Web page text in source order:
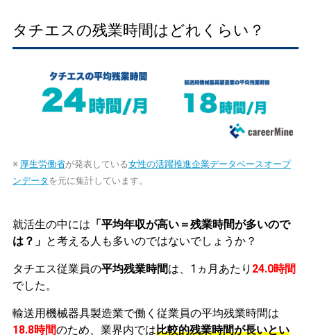
タチエスの残業時間はどれくらい？
※ 厚生労働省が発表している女性の活躍推進企業データベースオープ
ンデータ を元に集計しています。
就活生の中には 「平均年収が高い＝残業時間が多いので
は？」 と考える人も多いのではないでしょうか？
タチエス従業員の平均残業時間は、1ヵ月あたり 24.0時間
でした。
輸送用機械器具製造業で働く従業員の平均残業時間は
18.8時間のため、業界内では比較的残業時間が長いとい